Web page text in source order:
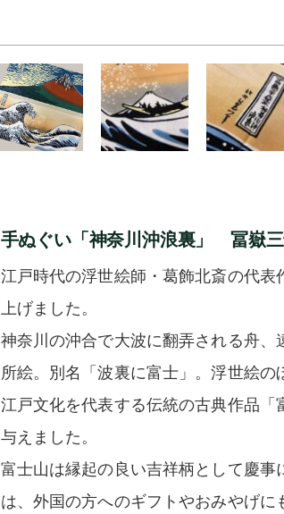
手ぬぐい「神奈川沖浪裏」 冨嶽
江戸時代の浮世絵師・葛飾北斎の代
上げました。
神奈川の沖合で大波に翻弄される舟
所絵。別名「波裏に富士」。浮世絵の
江戸文化を代表する伝統の古典作品
与えました。
富士山は縁起の良い吉祥柄として慶
は、外国の方へのギフトやおみやげ